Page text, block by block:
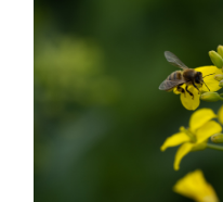
州市
经济